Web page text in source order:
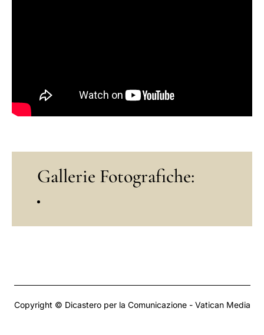
Gallerie Fotografiche:
Copyright © Dicastero per la Comunicazione - Vatican Media